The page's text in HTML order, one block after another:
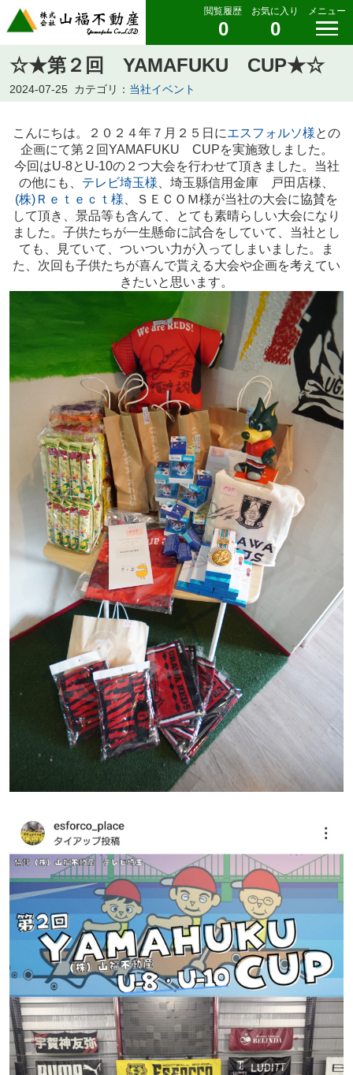
閲覧履歴
0
お気に入り
0
メニュー
☆★第２回 YAMAFUKU CUP★☆
2024-07-25 カテゴリ： 当社イベント
こんにちは。２０２４年７月２５日にエスフォルソ様との
企画にて第２回YAMAFUKU CUPを実施致しました。
今回はU-8とU-10の２つ大会を行わせて頂きました。当社
の他にも、 テレビ埼玉様 、埼玉縣信用金庫 戸田店様、
(株)Ｒｅｔｅｃｔ様 、ＳＥＣＯＭ様が当社の大会に協賛を
して頂き、景品等も含んて、とても素晴らしい大会になり
ました。子供たちが一生懸命に試合をしていて、当社とし
ても、見ていて、ついつい力が入ってしまいました。ま
た、次回も子供たちが喜んで貰える大会や企画を考えてい
きたいと思います。